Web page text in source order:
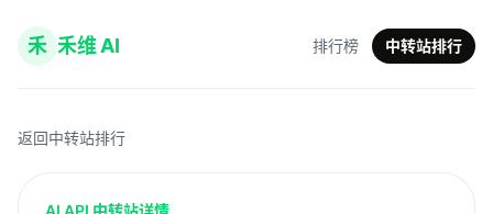
禾 禾维 AI 排行榜 中转站排行
返回中转站排行
AI API 中转站详情